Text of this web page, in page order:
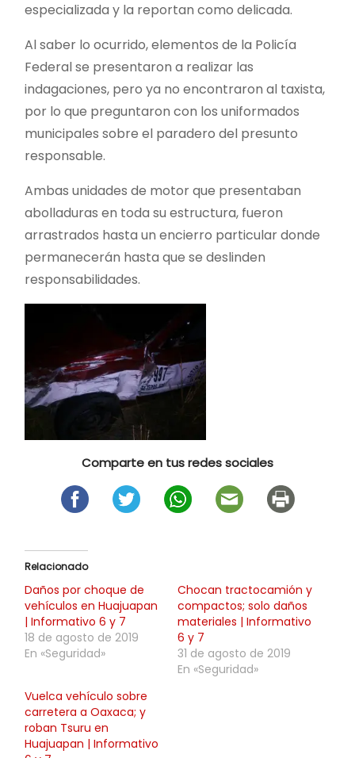
especializada y la reportan como delicada.
Al saber lo ocurrido, elementos de la Policía
Federal se presentaron a realizar las
indagaciones, pero ya no encontraron al taxista,
por lo que preguntaron con los uniformados
municipales sobre el paradero del presunto
responsable.
Ambas unidades de motor que presentaban
abolladuras en toda su estructura, fueron
arrastrados hasta un encierro particular donde
permanecerán hasta que se deslinden
responsabilidades.
Comparte en tus redes sociales
Relacionado
Daños por choque de
vehículos en Huajuapan
| Informativo 6 y 7
18 de agosto de 2019
En «Seguridad»
Chocan tractocamión y
compactos; solo daños
materiales | Informativo
6 y 7
31 de agosto de 2019
En «Seguridad»
Vuelca vehículo sobre
carretera a Oaxaca; y
roban Tsuru en
Huajuapan | Informativo